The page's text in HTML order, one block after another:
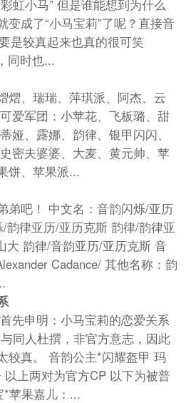
虹小马” 但是谁能想到为什么
变成了“小马宝莉”了呢？直接音
是较真起来也真的很可笑
同时也...
熠、瑞瑞、萍琪派、阿杰、云
爱军团：小苹花、飞板璐、甜
娅、露娜、韵律、银甲闪闪、
密夫婆婆、大麦、黄元帅、苹
饼、苹果派...
弟吧！ 中文名：音韵闪烁/亚历
韵律亚历/亚历克斯 韵律/韵律亚
大 韵律/音韵亚历/亚历克斯 音
Cadance/ 其他名称：韵
先申明：小马宝莉的恋爱关系
同人杜撰，非官方意志，因此
较真。 音韵公主*闪耀盔甲 玛
上两对为官方CP 以下为被普
苹果嘉儿：...